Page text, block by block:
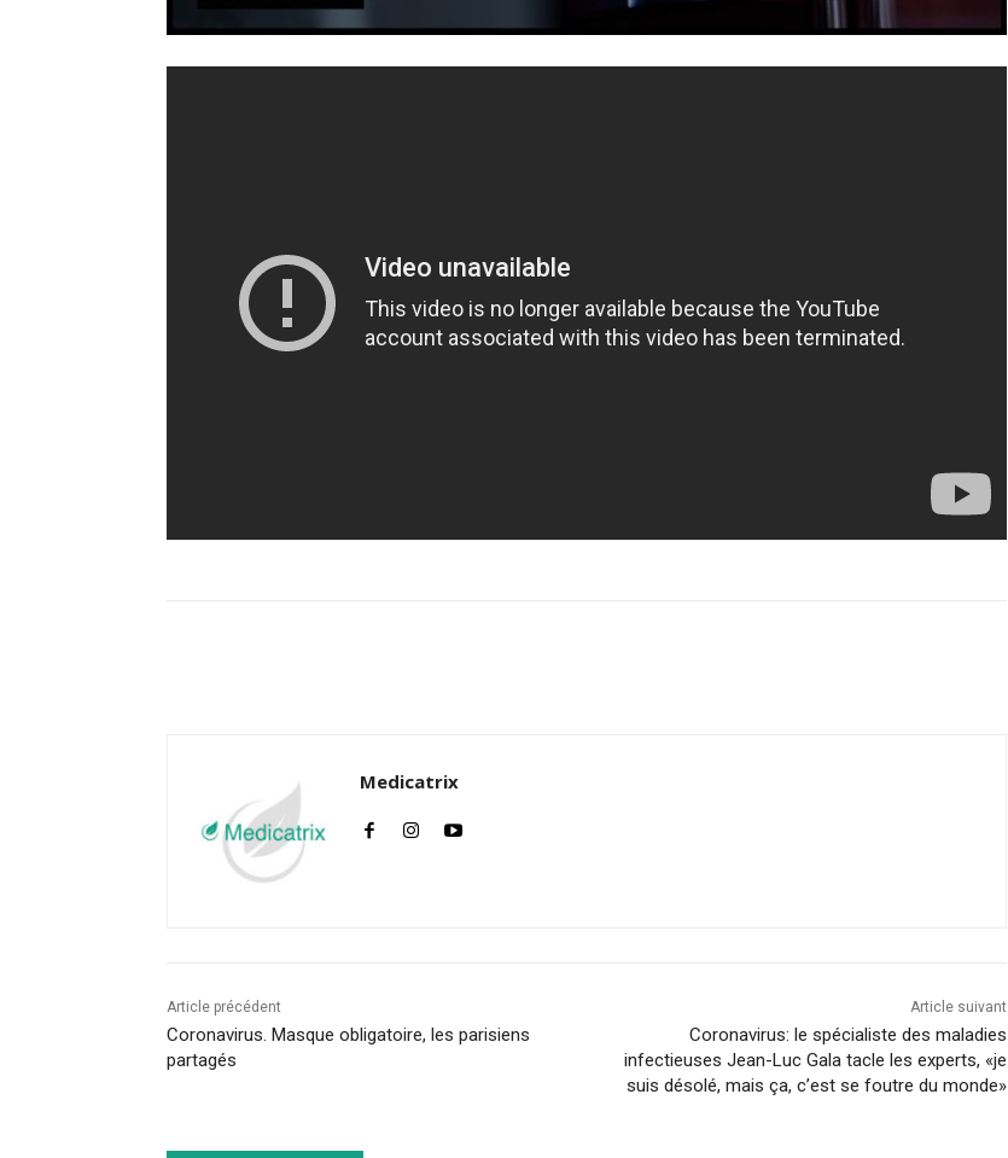
Medicatrix
Article précédent
Coronavirus. Masque obligatoire, les parisiens
partagés
Article suivant
Coronavirus: le spécialiste des maladies
infectieuses Jean-Luc Gala tacle les experts, «je
suis désolé, mais ça, c’est se foutre du monde»